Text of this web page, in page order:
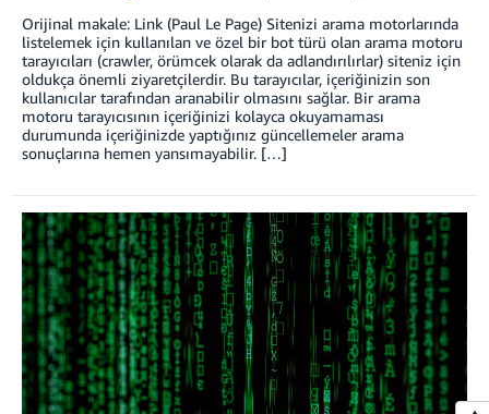
Orijinal makale: Link (Paul Le Page) Sitenizi arama motorlarında
listelemek için kullanılan ve özel bir bot türü olan arama motoru
tarayıcıları (crawler, örümcek olarak da adlandırılırlar) siteniz için
oldukça önemli ziyaretçilerdir. Bu tarayıcılar, içeriğinizin son
kullanıcılar tarafından aranabilir olmasını sağlar. Bir arama
motoru tarayıcısının içeriğinizi kolayca okuyamaması
durumunda içeriğinizde yaptığınız güncellemeler arama
sonuçlarına hemen yansımayabilir. […]